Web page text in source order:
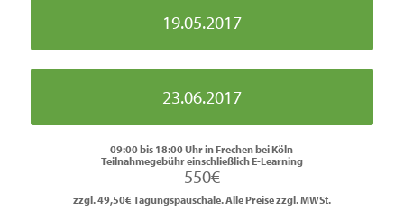
19.05.2017
23.06.2017
09:00 bis 18:00 Uhr in Frechen bei Köln
Teilnahmegebühr einschließlich E-Learning
550€
zzgl. 49,50€ Tagungspauschale. Alle Preise zzgl. MWSt.